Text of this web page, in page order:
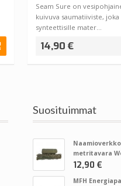
Seam Sure on
kuivuva saumatiiviste,
synteettisille mater…
14,90 €
Suosituimmat
metritavara
12,90 €
MFH